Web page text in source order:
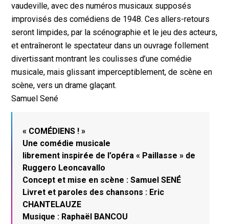
vaudeville, avec des numéros musicaux supposés
improvisés des comédiens de 1948. Ces allers-retours
seront limpides, par la scénographie et le jeu des acteurs,
et entraîneront le spectateur dans un ouvrage follement
divertissant montrant les coulisses d’une comédie
musicale, mais glissant imperceptiblement, de scène en
scène, vers un drame glaçant.
Samuel Sené
« COMÉDIENS ! »
Une comédie musicale
librement inspirée de l’opéra « Paillasse » de
Ruggero Leoncavallo
Concept et mise en scène : Samuel SENÉ
Livret et paroles des chansons : Eric
CHANTELAUZE
Musique : Raphaël BANCOU